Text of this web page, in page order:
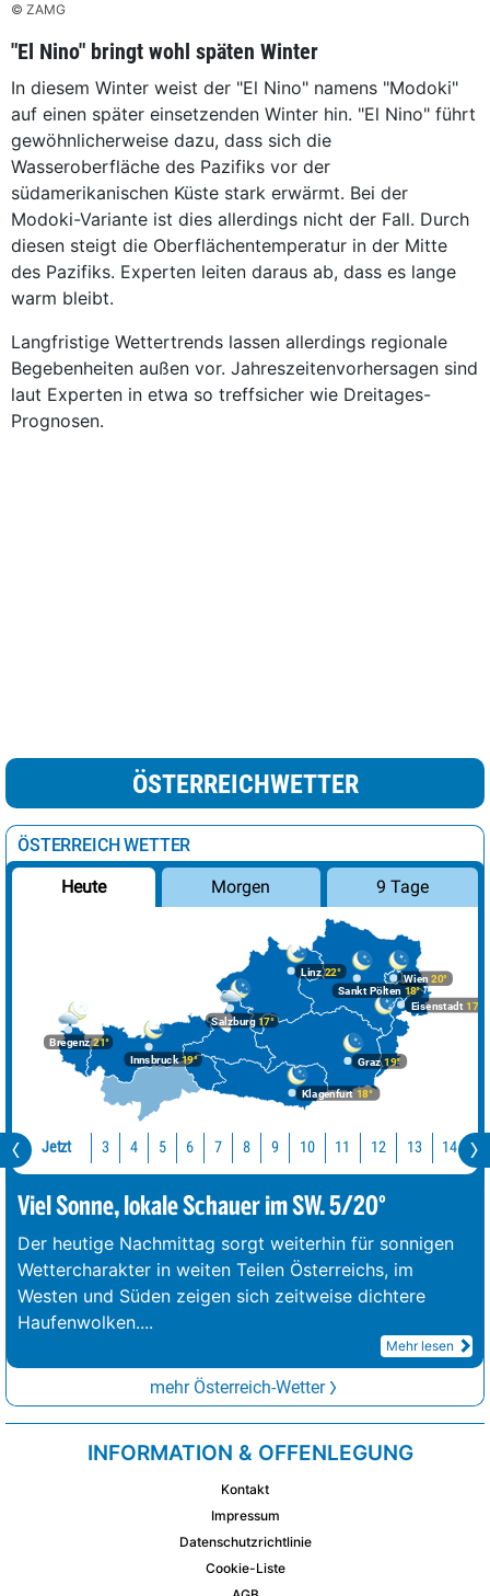
© ZAMG
"El Nino" bringt wohl späten Winter
In diesem Winter weist der "El Nino" namens "Modoki"
auf einen später einsetzenden Winter hin. "El Nino" führt
gewöhnlicherweise dazu, dass sich die
Wasseroberfläche des Pazifiks vor der
südamerikanischen Küste stark erwärmt. Bei der
Modoki-Variante ist dies allerdings nicht der Fall. Durch
diesen steigt die Oberflächentemperatur in der Mitte
des Pazifiks. Experten leiten daraus ab, dass es lange
warm bleibt.
Langfristige Wettertrends lassen allerdings regionale
Begebenheiten außen vor. Jahreszeitenvorhersagen sind
laut Experten in etwa so treffsicher wie Dreitages-
Prognosen.
ÖSTERREICHWETTER
ÖSTERREICH WETTER
Heute Morgen 9 Tage
Bregenz21°
Graz19°
Innsbruck19°
Klagenfurt 18°
Linz22°
Salzburg17°
Wien 20°
Eisenstadt 17°
Sankt Pölten 18°
Jetzt 3 4 5 6 7 8 9 10 11 12 13 14
Viel Sonne, lokale Schauer im SW. 5/20°
Der heutige Nachmittag sorgt weiterhin für sonnigen
Wettercharakter in weiten Teilen Österreichs, im
Westen und Süden zeigen sich zeitweise dichtere
Haufenwolken....
Mehr lesen
mehr Österreich-Wetter
INFORMATION & OFFENLEGUNG
Kontakt
Impressum
Datenschutzrichtlinie
Cookie-Liste